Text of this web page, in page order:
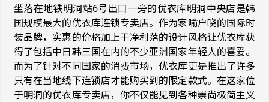
坐落在地铁明洞站6号出口一旁的优衣库明洞中央店是韩
国规模最大的优衣库连锁专卖店。作为家喻户晓的国际时
装品牌，实惠的价格加上干净利落的设计风格让优衣库获
得了包括中日韩三国在内的不少亚洲国家年轻人的喜爱。
而为了针对不同国家的消费市场，优衣库更是推出了许多
只有在当地线下连锁店才能购买到的限定款式。在这家位
于明洞的优衣库专卖店，你不仅能见到各种崇尚极简主义